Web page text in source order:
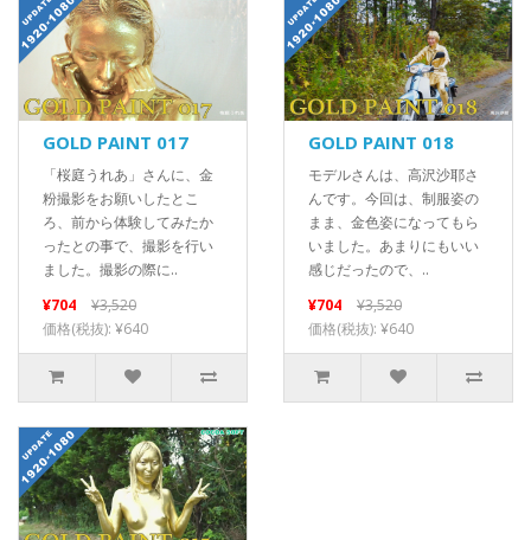
GOLD PAINT 017
「桜庭うれあ」さんに、金
粉撮影をお願いしたとこ
ろ、前から体験してみたか
ったとの事で、撮影を行い
ました。撮影の際に..
¥704
¥3,520
価格(税抜): ¥640
GOLD PAINT 018
モデルさんは、高沢沙耶さ
んです。今回は、制服姿の
まま、金色姿になってもら
いました。あまりにもいい
感じだったので、..
¥704
¥3,520
価格(税抜): ¥640